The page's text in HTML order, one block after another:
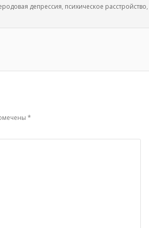
депрессия, психическое расстройство,
*